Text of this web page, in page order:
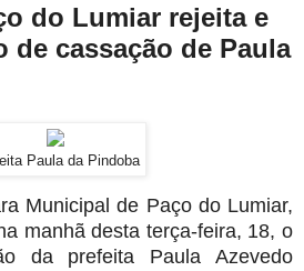
do Lumiar rejeita e
de cassação de Paula
Paula da Pindoba
Municipal de Paço do Lumiar,
manhã desta terça-feira, 18, o
da prefeita Paula Azevedo